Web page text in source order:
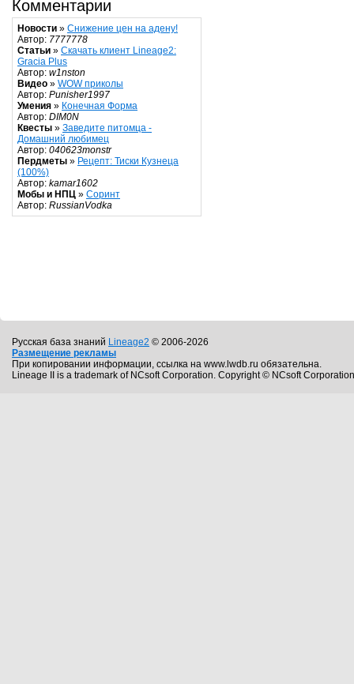
Комментарии
Новости » Снижение цен на адену!
Автор: 7777778
Статьи » Скачать клиент Lineage2:
Gracia Plus
Автор: w1nston
Видео » WOW приколы
Автор: Punisher1997
Умения » Конечная Форма
Автор: DIM0N
Квесты » Заведите питомца -
Домашний любимец
Автор: 040623monstr
Пердметы » Рецепт: Тиски Кузнеца
(100%)
Автор: kamar1602
Мобы и НПЦ » Соринт
Автор: RussianVodka
Русская база знаний Lineage2 © 2006-2026
Размещение рекламы
При копировании информации, ссылка на www.lwdb.ru обязательна.
Lineage II is a trademark of NCsoft Corporation. Copyright © NCsoft